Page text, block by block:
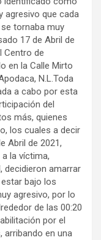
agresivo que cada
tornaba muy
17 de Abril de
Centro de
en la Calle Mirto
N.L.Toda
a cabo por esta
del
más, quienes
los cuales a decir
Abril de 2021,
la víctima,
decidieron amarrar
bajo los
agresivo, por lo
de las 00:20
por el
en una